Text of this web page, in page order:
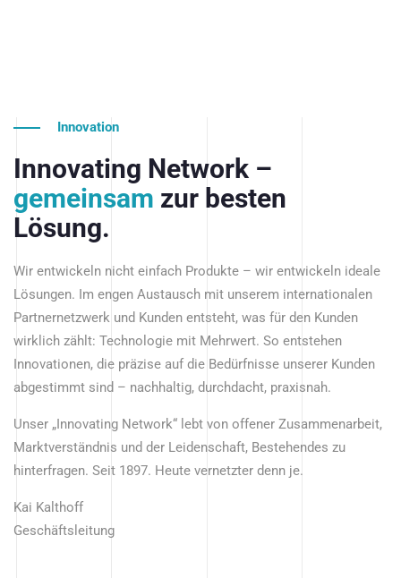
Innovation
Innovating Network –
gemeinsam zur besten
Lösung.
Wir entwickeln nicht einfach Produkte – wir entwickeln ideale
Lösungen. Im engen Austausch mit unserem internationalen
Partnernetzwerk und Kunden entsteht, was für den Kunden
wirklich zählt: Technologie mit Mehrwert. So entstehen
Innovationen, die präzise auf die Bedürfnisse unserer Kunden
abgestimmt sind – nachhaltig, durchdacht, praxisnah.
Unser „Innovating Network“ lebt von offener Zusammenarbeit,
Marktverständnis und der Leidenschaft, Bestehendes zu
hinterfragen. Seit 1897. Heute vernetzter denn je.
Kai Kalthoff
Geschäftsleitung